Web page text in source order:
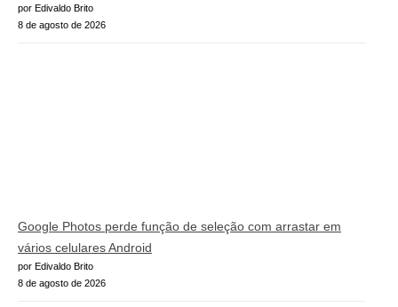
por Edivaldo Brito
8 de agosto de 2026
Google Photos perde função de seleção com arrastar em
vários celulares Android
por Edivaldo Brito
8 de agosto de 2026